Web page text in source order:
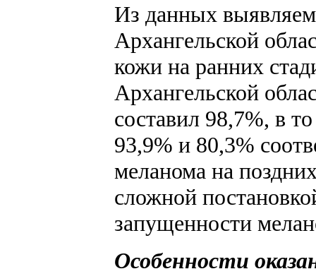
Из данных
Архангельской
кожи на ранних
Архангельской
составил 98,7%, в
93,9% и 80,3%
меланома на
сложной
запущенности
Особенности